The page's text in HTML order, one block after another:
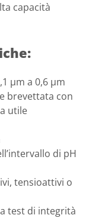
capacità
µm a 0,6 µm
brevettata con
utile
di pH
tensioattivi o
test di integrità